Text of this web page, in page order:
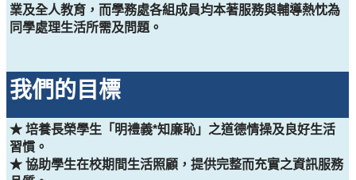
業及全人教育，而學務處各組成員均本著服務與輔導熱忱為
同學處理生活所需及問題。
我們的目標
★ 培養長榮學生「明禮義*知廉恥」之道德情操及良好生活
習慣。
★ 協助學生在校期間生活照顧，提供完整而充實之資訊服務